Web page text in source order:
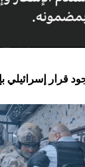
قرار إسرائيلي